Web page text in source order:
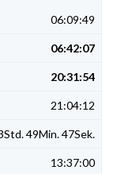
06:09:49
06:42:07
20:31:54
21:04:12
49Min. 47Sek.
13:37:00